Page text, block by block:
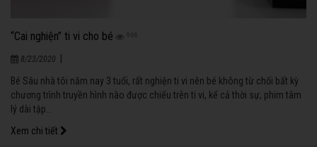
“Cai nghiện” ti vi cho bé 966
8/23/2020
Bé Sâu nhà tôi năm nay 3 tuổi, rất nghiện ti vi nên bé không từ chối bất kỳ
chương trình truyền hình nào được chiếu trên ti vi, kể cả thời sự, phim tâm
lý dài tập…
Xem chi tiết